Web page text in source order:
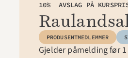
10%  AVSLAG PÅ
PRODUSENTMEDLEMMER
Gjelder påmelding før